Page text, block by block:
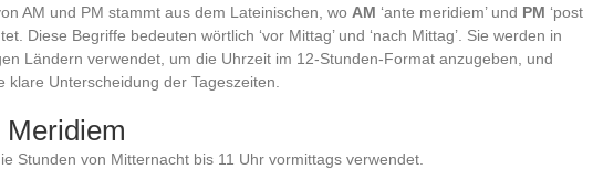
AM und PM stammt aus dem Lateinischen, wo AM ‘ante meridiem’ und PM ‘post
Diese Begriffe bedeuten wörtlich ‘vor Mittag’ und ‘nach Mittag’. Sie werden in
Ländern verwendet, um die Uhrzeit im 12-Stunden-Format anzugeben, und
klare Unterscheidung der Tageszeiten.
Stunden von Mitternacht bis 11 Uhr vormittags verwendet.